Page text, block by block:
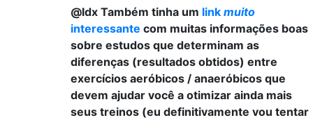
@ldx Também tinha um link muito
interessante com muitas informações boas
sobre estudos que determinam as
diferenças (resultados obtidos) entre
exercícios aeróbicos / anaeróbicos que
devem ajudar você a otimizar ainda mais
seus treinos (eu definitivamente vou tentar